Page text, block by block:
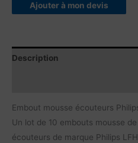
Ajouter à mon devis
Description
Embout mousse écouteurs
Un lot de 10 embouts mousse
écouteurs de marque Philips